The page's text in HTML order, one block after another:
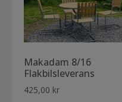
Makadam 8/16
Flakbilsleverans
425,00 kr